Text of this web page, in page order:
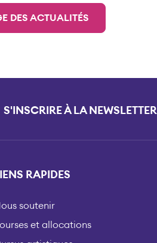
DES ACTUALITÉS
RAPIDES
soutenir
et allocations
S'INSCRIRE À LA NEWSLETTER